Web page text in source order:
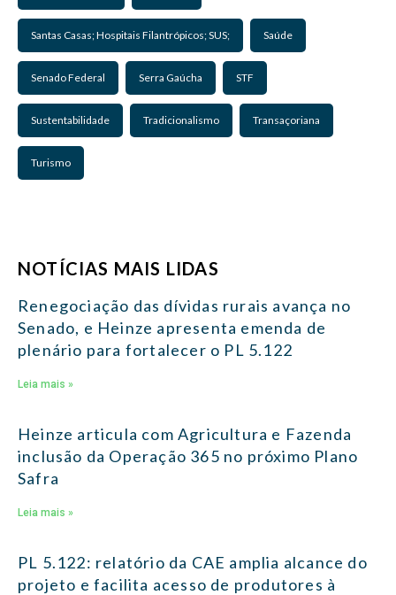
Santas Casas; Hospitais Filantrópicos; SUS; Saúde
Senado Federal Serra Gaúcha STF
Sustentabilidade Tradicionalismo Transaçoriana
Turismo
NOTÍCIAS MAIS LIDAS
Renegociação das dívidas rurais avança no
Senado, e Heinze apresenta emenda de
plenário para fortalecer o PL 5.122
Leia mais »
Heinze articula com Agricultura e Fazenda
inclusão da Operação 365 no próximo Plano
Safra
Leia mais »
PL 5.122: relatório da CAE amplia alcance do
projeto e facilita acesso de produtores à